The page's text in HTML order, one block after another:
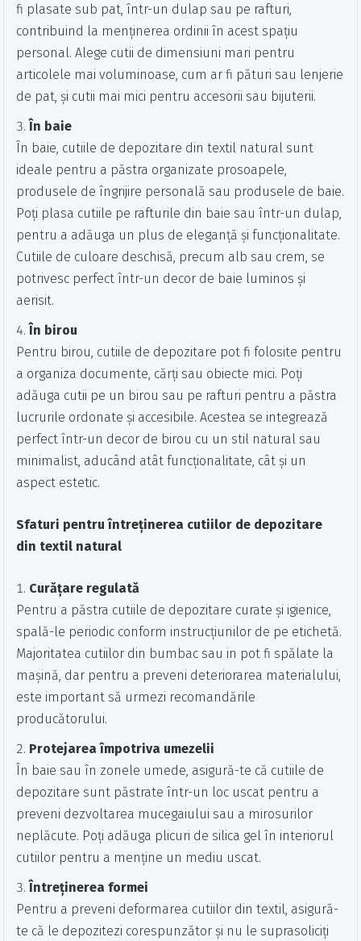
fi plasate sub pat, într-un dulap sau pe rafturi,
contribuind la menținerea ordinii în acest spațiu
personal. Alege cutii de dimensiuni mari pentru
articolele mai voluminoase, cum ar fi pături sau lenjerie
de pat, și cutii mai mici pentru accesorii sau bijuterii.
În baie
În baie, cutiile de depozitare din textil natural sunt
ideale pentru a păstra organizate prosoapele,
produsele de îngrijire personală sau produsele de baie.
Poți plasa cutiile pe rafturile din baie sau într-un dulap,
pentru a adăuga un plus de eleganță și funcționalitate.
Cutiile de culoare deschisă, precum alb sau crem, se
potrivesc perfect într-un decor de baie luminos și
aerisit.
În birou
Pentru birou, cutiile de depozitare pot fi folosite pentru
a organiza documente, cărți sau obiecte mici. Poți
adăuga cutii pe un birou sau pe rafturi pentru a păstra
lucrurile ordonate și accesibile. Acestea se integrează
perfect într-un decor de birou cu un stil natural sau
minimalist, aducând atât funcționalitate, cât și un
aspect estetic.
Sfaturi pentru întreținerea cutiilor de depozitare
din textil natural
Curățare regulată
Pentru a păstra cutiile de depozitare curate și igienice,
spală-le periodic conform instrucțiunilor de pe etichetă.
Majoritatea cutiilor din bumbac sau in pot fi spălate la
mașină, dar pentru a preveni deteriorarea materialului,
este important să urmezi recomandările
producătorului.
Protejarea împotriva umezelii
În baie sau în zonele umede, asigură-te că cutiile de
depozitare sunt păstrate într-un loc uscat pentru a
preveni dezvoltarea mucegaiului sau a mirosurilor
neplăcute. Poți adăuga plicuri de silica gel în interiorul
cutiilor pentru a menține un mediu uscat.
Întreținerea formei
Pentru a preveni deformarea cutiilor din textil, asigură-
te că le depozitezi corespunzător și nu le suprasoliciți